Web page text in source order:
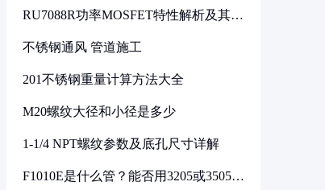
RU7088R功率MOSFET特性解析及其在
不锈钢通风 管道施工
201不锈钢重量计算方法大全
M20螺纹大径和小径是多少
1-1/4 NPT螺纹参数及底孔尺寸详解
F1010E是什么管？能否用3205或3505代